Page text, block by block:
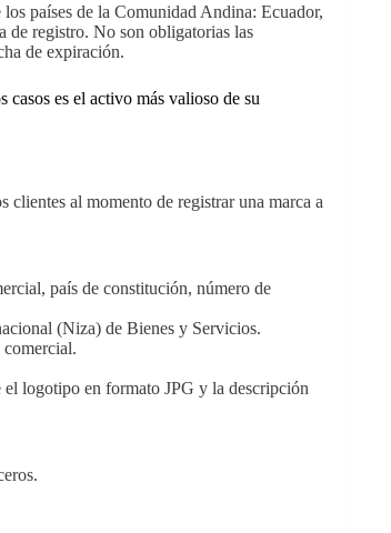
países de la Comunidad Andina: Ecuador,
de registro. No son obligatorias las
de expiración.
es el activo más valioso de su
clientes al momento de registrar una marca a
país de constitución, número de
(Niza) de Bienes y Servicios.
logotipo en formato JPG y la descripción